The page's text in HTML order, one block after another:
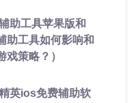
助工具苹果版和
助工具如何影响和
戏策略？）
英ios免费辅助软